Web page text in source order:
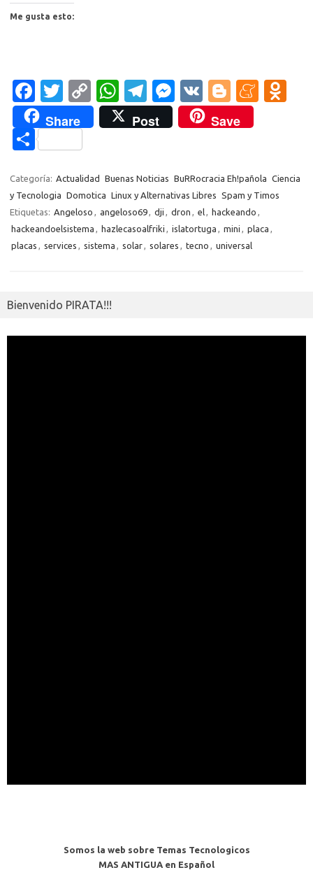
Me gusta esto:
Fa
c
e
b
o
o
k
T
w
it
te
r
C
o
p
Li
n
k
W
h
at
A
p
p
T
el
e
a
m
M
es
se
g
er
V
K
Bl
o
g
er
M
a
m
e
kl
Share Post Save
C
m
p
ar
ti
Categoría: Actualidad Buenas Noticias BuRRocracia Eh!pañola Ciencia
y Tecnologia Domotica Linux y Alternativas Libres Spam y Timos
Etiquetas: Angeloso , angeloso69, dji , dron , el, hackeando ,
hackeandoelsistema , hazlecasoalfriki , islatortuga , mini , placa ,
placas , services , sistema , solar, solares , tecno , universal
Bienvenido PIRATA!!!
Somos la web sobre Temas Tecnologicos
MAS ANTIGUA en Español